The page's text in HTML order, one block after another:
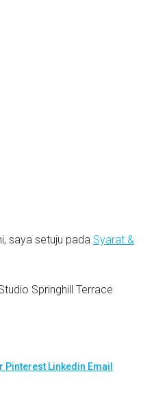
saya setuju pada Syarat &
Pinterest Linkedin Email